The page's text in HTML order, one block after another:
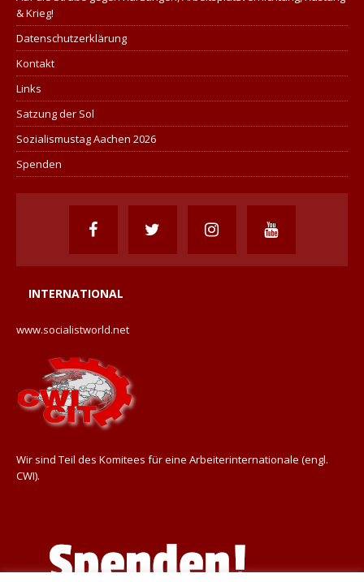
& Krieg!
Datenschutzerklärung
Kontakt
Links
Satzung der Sol
Sozialismustag Aachen 2026
Spenden
INTERNATIONAL
www.socialistworld.net
Wir sind Teil des Komitees für eine Arbeiterinternationale (engl.
CWI).